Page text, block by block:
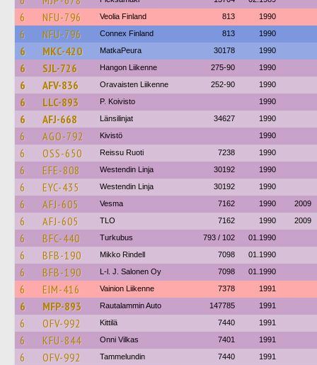
6 NFU-796 Veolia Finland 813 1990
6 NFU-796 Connex Finland 813 1990
6 MKC-420 MatkaPeura 30178 1990
6 SJL-726 Hangon Liikenne 275-90 1990
6 AFV-836 Oravaisten Liikenne 252-90 1990
6 LLC-893 P. Koivisto 1990
6 AFJ-668 Länsilinjat 34627 1990
6 AGO-792 Kivistö 1990
6 OSS-650 Reissu Ruoti 7238 1990
6 EFE-808 Westendin Linja 30192 1990
6 EYC-435 Westendin Linja 30192 1990
6 AFJ-605 Vesma 7162 1990 2009
6 AFJ-605 TLO 7162 1990 2009
6 BFC-440 Turkubus 793 / 102 01.1990
6 BFB-190 Mikko Rindell 7098 01.1990
6 BFB-190 L-l. J. Salonen Oy 7098 01.1990
6 EIM-416 Vainion Liikenne 7378 1991
6 MFP-893 Rautalammin Auto 147785 1991
6 OFV-992 Kittilä 7440 1991
6 KFU-844 Onni Vilkas 7401 1991
6 OFV-992 Tammelundin 7440 1991